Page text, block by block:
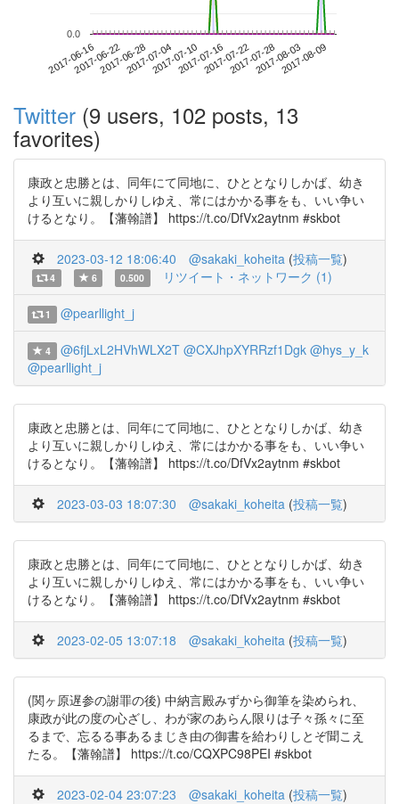
2017-06-162017-06-222017-06-282017-07-042017-07-102017-07-162017-07-222017-07-282017-08-032017-08-09
0.0
Twitter (9 users, 102 posts, 13
favorites)
康政と忠勝とは、同年にて同地に、ひととなりしかば、幼き
より互いに親しかりしゆえ、常にはかかる事をも、いい争い
けるとなり。【藩翰譜】 https://t.co/DfVx2aytnm #skbot
2023-03-12 18:06:40 @sakaki_koheita (投稿一覧)
4 6 0.500 リツイート・ネットワーク (1)
1 @pearllight_j
4 @6fjLxL2HVhWLX2T @CXJhpXYRRzf1Dgk @hys_y_k
@pearllight_j
康政と忠勝とは、同年にて同地に、ひととなりしかば、幼き
より互いに親しかりしゆえ、常にはかかる事をも、いい争い
けるとなり。【藩翰譜】 https://t.co/DfVx2aytnm #skbot
2023-03-03 18:07:30 @sakaki_koheita (投稿一覧)
康政と忠勝とは、同年にて同地に、ひととなりしかば、幼き
より互いに親しかりしゆえ、常にはかかる事をも、いい争い
けるとなり。【藩翰譜】 https://t.co/DfVx2aytnm #skbot
2023-02-05 13:07:18 @sakaki_koheita (投稿一覧)
(関ヶ原遅参の謝罪の後) 中納言殿みずから御筆を染められ、
康政が此の度の心ざし、わが家のあらん限りは子々孫々に至
るまで、忘るる事あるまじき由の御書を給わりしとぞ聞こえ
たる。【藩翰譜】 https://t.co/CQXPC98PEI #skbot
2023-02-04 23:07:23 @sakaki_koheita (投稿一覧)